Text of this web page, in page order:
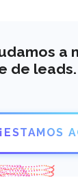
a
de
¡ESTAMOS